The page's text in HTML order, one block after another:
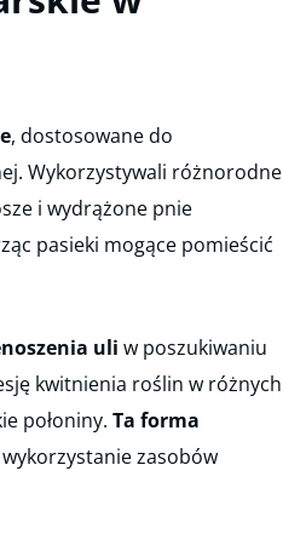
, dostosowane do
Wykorzystywali różnorodne
i wydrążone pnie
pasieki mogące pomieścić
uli w poszukiwaniu
kwitnienia roślin w różnych
połoniny. Ta forma
zasobów